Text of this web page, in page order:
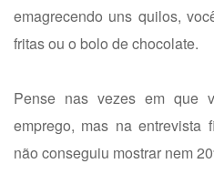
emagrecendo uns quilos,
fritas ou o bolo de chocolate.
Pense nas vezes em que
emprego, mas na entrevista
não conseguiu mostrar nem